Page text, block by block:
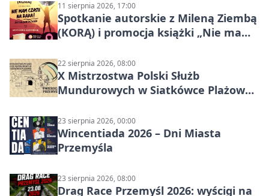
11 sierpnia 2026, 17:00
Spotkanie autorskie z Mileną Ziembą
(KORĄ) i promocja książki „Nie mam
22 sierpnia 2026, 08:00
X Mistrzostwa Polski Służb
Mundurowych w Siatkówce Plażowej
23 sierpnia 2026, 00:00
Wincentiada 2026 – Dni Miasta
Przemyśla
23 sierpnia 2026, 08:00
Drag Race Przemyśl 2026: wyścigi na